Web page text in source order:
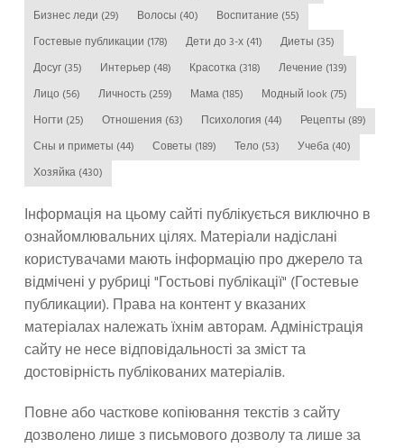
Бизнес леди (29) Волосы (40) Воспитание (55)
Гостевые публикации (178) Дети до 3-х (41) Диеты (35)
Досуг (35) Интерьер (48) Красотка (318) Лечение (139)
Лицо (56) Личность (259) Мама (185) Модный look (75)
Ногти (25) Отношения (63) Психология (44) Рецепты (89)
Сны и приметы (44) Советы (189) Тело (53) Учеба (40)
Хозяйка (430)
Інформація на цьому сайті публікується виключно в
ознайомлювальних цілях. Матеріали надіслані
користувачами мають інформацію про джерело та
відмічені у рубриці "Гостьові публікації" (Гостевые
публикации). Права на контент у вказаних
матеріалах належать їхнім авторам. Адміністрація
сайту не несе відповідальності за зміст та
достовірність публікованих матеріалів.
Повне або часткове копіювання текстів з сайту
дозволено лише з письмового дозволу та лише за